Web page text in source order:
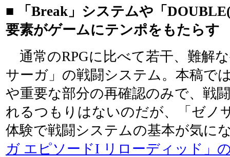
■ 「Break」システムや「
要素がゲームにテンポをもたらす
通常のRPGに比べて若干、難解
サーガ」の戦闘システム。本稿で
や重要な部分の再確認のみで、戦
れるつもりはないのだが、「ゼノ
体験で戦闘システムの基本が気に
ガ エピソードI リローディッド」